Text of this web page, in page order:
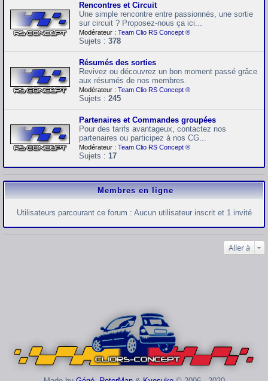
Rencontres et Circuit
Une simple rencontre entre passionnés, une sortie
sur circuit ? Proposez-nous ça ici...
Modérateur : Team Clio RS Concept ®
Sujets : 378
Résumés des sorties
Revivez ou découvrez un bon moment passé grâce
aux résumés de nos membres.
Modérateur : Team Clio RS Concept ®
Sujets : 245
Partenaires et Commandes groupées
Pour des tarifs avantageux, contactez nos
partenaires ou participez à nos CG...
Modérateur : Team Clio RS Concept ®
Sujets : 17
Membres en ligne
Utilisateurs parcourant ce forum : Aucun utilisateur inscrit et 1 invité
Aller à